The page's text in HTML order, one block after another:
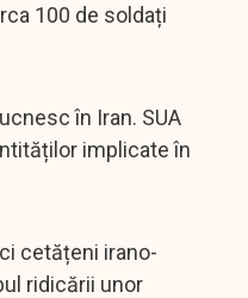
100 de soldați
în Iran. SUA
implicate în
cetățeni irano-
ridicării unor